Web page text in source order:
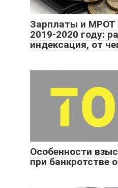
Зарплаты и МРОТ
2019-2020 году:
индексация, от
Особенности
при банкротстве